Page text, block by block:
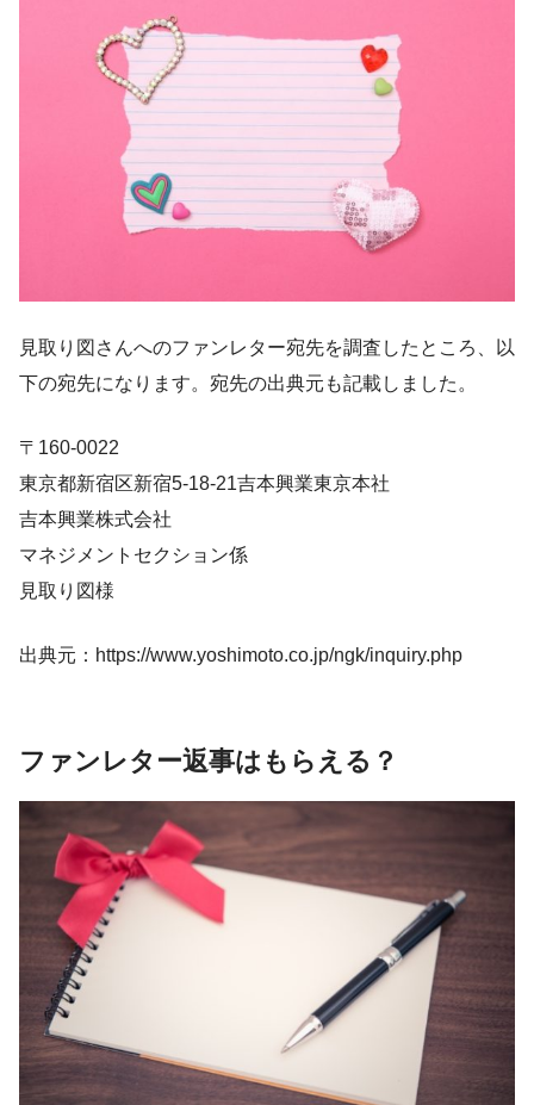
見取り図さんへのファンレター宛先を調査したところ、以
下の宛先になります。宛先の出典元も記載しました。
〒160-0022
東京都新宿区新宿5-18-21吉本興業東京本社
吉本興業株式会社
マネジメントセクション係
見取り図様
出典元：https://www.yoshimoto.co.jp/ngk/inquiry.php
ファンレター返事はもらえる？